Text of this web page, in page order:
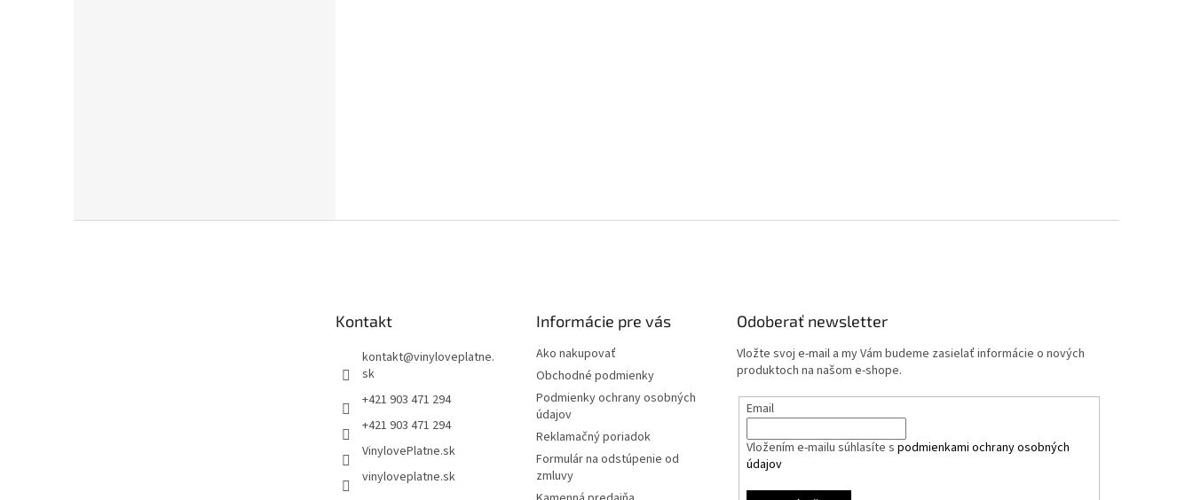
Kontakt
kontakt@vinyloveplatne.
sk
+421 903 471 294
+421 903 471 294
VinylovePlatne.sk
vinyloveplatne.sk
Informácie pre vás
Ako nakupovať
Obchodné podmienky
Podmienky ochrany osobných
údajov
Reklamačný poriadok
Formulár na odstúpenie od
zmluvy
Odoberať newsletter
Vložte svoj e-mail a my Vám budeme zasielať informácie o nových
produktoch na našom e-shope.
Email
Vložením e-mailu súhlasíte spodmienkami ochrany osobných
údajov